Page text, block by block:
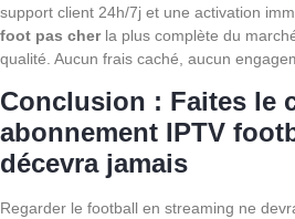
support client 24h/7j et une activation
foot pas cherla plus complète du
qualité. Aucun frais caché, aucun
Conclusion : Faites le
abonnement IPTV
décevra jamais
Regarder le football en streaming ne